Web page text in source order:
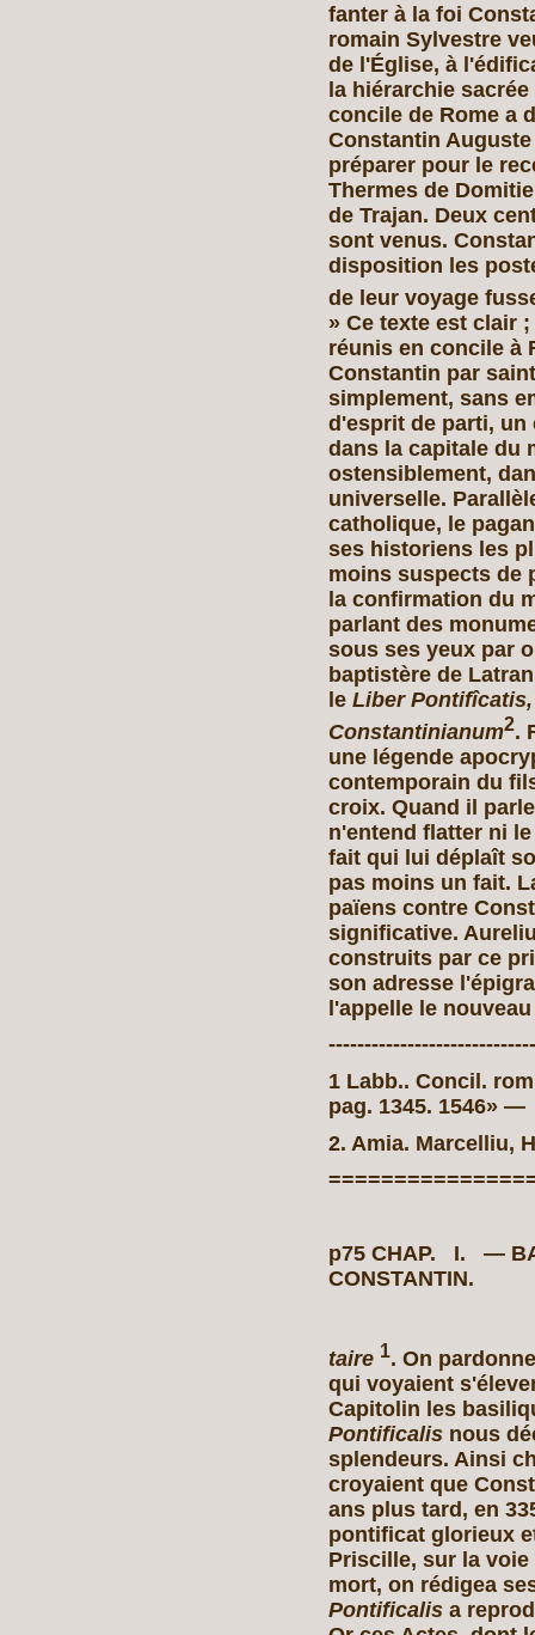
fanter à la foi
romain Sylvestre
de l'Église, à
la hiérarchie
concile de Rome a
Constantin
préparer pour le
Thermes de
de Trajan. Deux
sont venus.
disposition les
de leur voyage
» Ce texte est clair
réunis en concile à
Constantin par
simplement, sans
d'esprit de parti, un
dans la capitale du
ostensiblement,
universelle.
catholique, le
ses historiens les
moins suspects de
la confirmation du
parlant des
sous ses yeux par
baptistère de
le Liber Pontifîcatis,
Constantinianum2.
une légende
contemporain du
croix. Quand il
n'entend flatter ni
fait qui lui déplaît
pas moins un fait.
païens contre
significative.
construits par ce
son adresse
l'appelle le
1 Labb.. Concil.
pag. 1345. 1546» —
2. Amia. Marcelliu,
p75 CHAP. I. —
taire 1. On
qui voyaient
Capitolin les
Pontificalis nous
splendeurs. Ainsi
croyaient que
ans plus tard, en
pontificat glorieux
Priscille, sur la voie
mort, on rédigea
Pontificalis a